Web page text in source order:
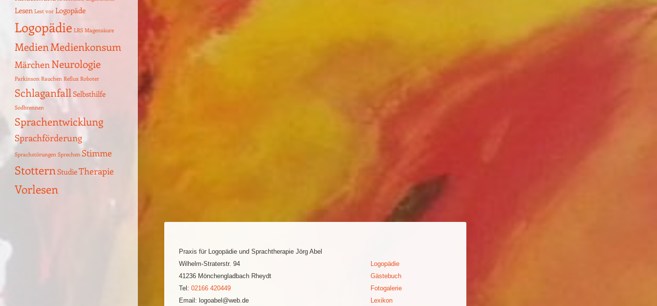
Kindermund Krebsrisiko
Lesen Lest vor Logopäde
Logopädie Magensäure
Medien Medienkonsum
MärchenNeurologie
Parkinson Rauchen Reflux Roboter
Schlaganfall
Sodbrennen
Sprachentwicklung
Sprachförderung
Sprachstörungen Sprechen Stimme
Stottern
Praxis für Logopädie und Sprachtherapie Jörg Abel
Wilhelm-Straterstr. 94
41236 Mönchengladbach Rheydt
Tel:02166 420449
Logopädie
Gästebuch
Fotogalerie